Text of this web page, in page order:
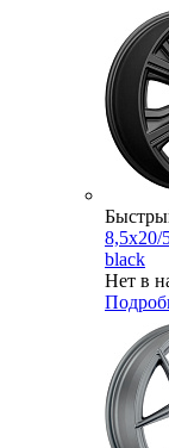
8,5x20/
black
Нет в